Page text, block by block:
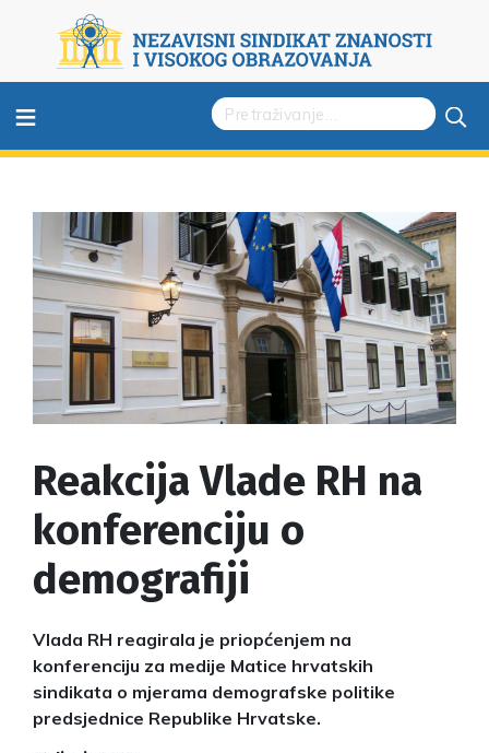
≡
Reakcija Vlade RH na
konferenciju o
demografiji
Vlada RH reagirala je priopćenjem na
konferenciju za medije Matice hrvatskih
sindikata o mjerama demografske politike
predsjednice Republike Hrvatske.